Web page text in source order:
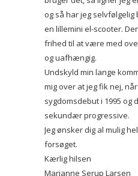
og så har jeg
en lillemini el-scooter.
frihed til at være med
og uafhængig.
Undskyld min lange
mig over at jeg fik nej,
sygdomsdebut i 1995 og
sekundær progressive.
Jeg ønsker dig al mulig
forsøget.
Kærlig hilsen
Marianne Serup Larsen